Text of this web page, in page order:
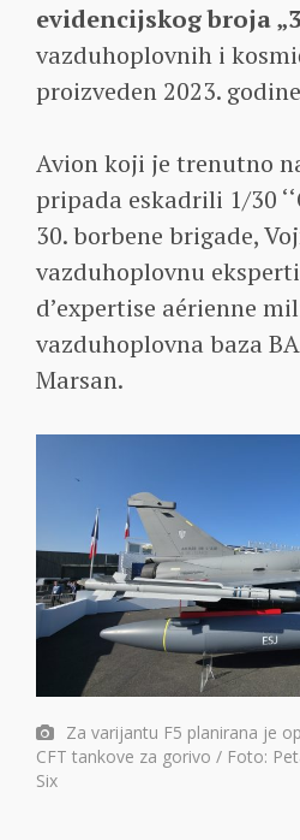
evidencijskog broja
vazduhoplovnih i
proizveden 2023.
Avion koji je trenutno
pripada eskadrili 1/30
30. borbene brigade,
vazduhoplovnu
d’expertise aérienne
vazduhoplovna baza
Marsan.
Za varijantu F5 planirana je
CFT tankove za gorivo / Foto:
Six